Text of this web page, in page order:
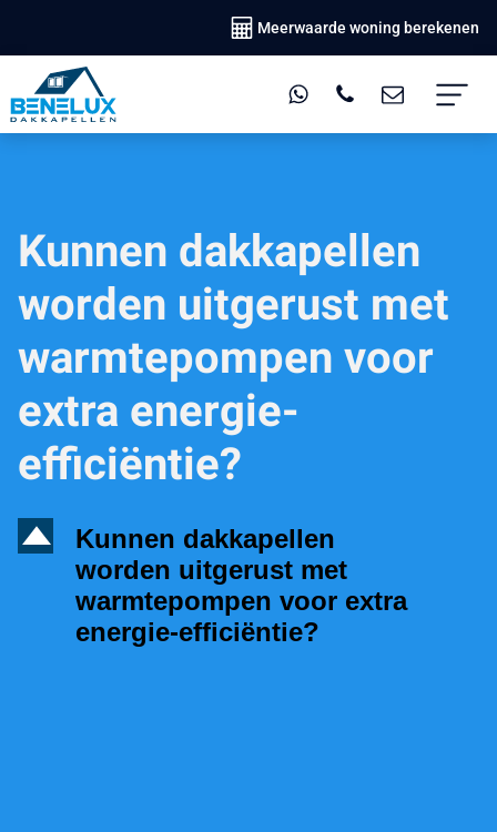
Meerwaarde woning berekenen
Kunnen dakkapellen
worden uitgerust met
warmtepompen voor
extra energie-
efficiëntie?
D
Kunnen dakkapellen
worden uitgerust met
warmtepompen voor extra
energie-efficiëntie?